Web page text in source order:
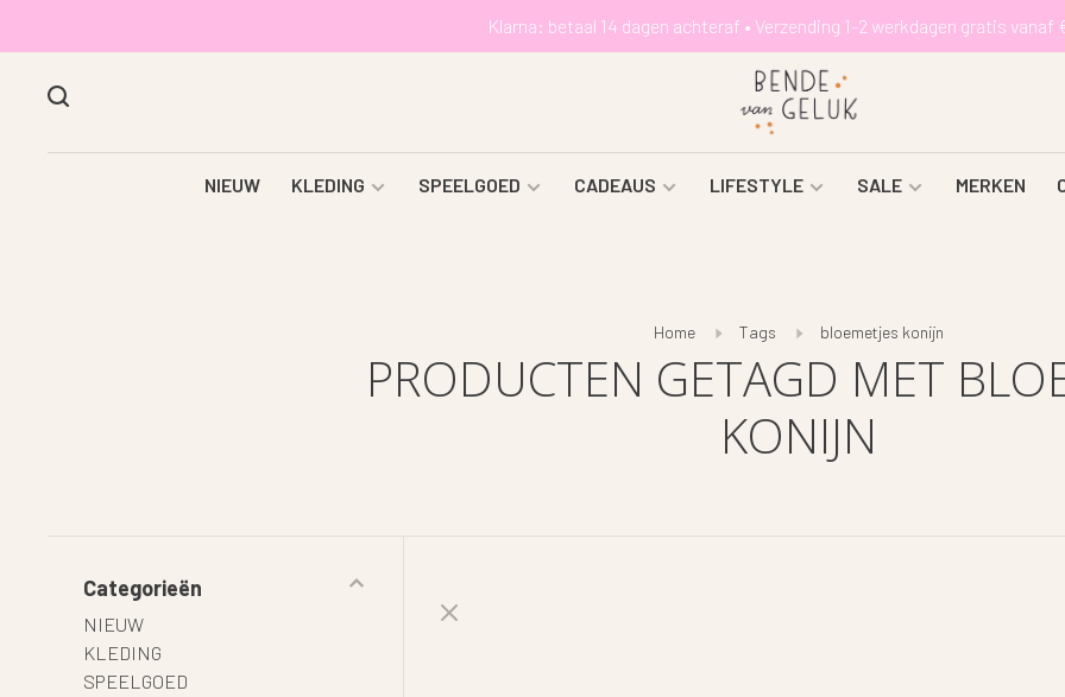
Klarna: betaal 14 dagen achteraf • Verzending 1-2 werkdagen gratis vanaf
NIEUW KLEDING SPEELGOED CADEAUS LIFESTYLE SALE MERKEN
Home Tags bloemetjes konijn
PRODUCTEN GETAGD MET
KONIJN
Categorieën
NIEUW
KLEDING
SPEELGOED